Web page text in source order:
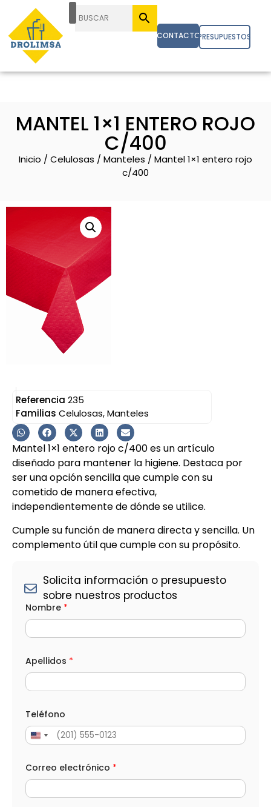
CONTACTOPRESUPUESTOS
MANTEL 1×1 ENTERO ROJO
C/400
Inicio / Celulosas / Manteles / Mantel 1×1 entero rojo
c/400
Referencia 235
Familias Celulosas,Manteles
Mantel 1×1 entero rojo c/400 es un artículo
diseñado para mantener la higiene. Destaca por
ser una opción sencilla que cumple con su
cometido de manera efectiva,
independientemente de dónde se utilice.
Cumple su función de manera directa y sencilla. Un
complemento útil que cumple con su propósito.
Solicita información o presupuesto
sobre nuestros productos
Nombre *
Apellidos *
Teléfono
Correo electrónico *